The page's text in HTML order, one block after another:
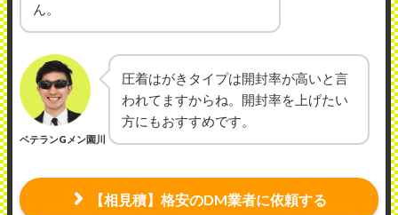
ん。
ベテランGメン園川
圧着はがきタイプは開封率が高いと言
われてますからね。開封率を上げたい
方にもおすすめです。
【相見積】格安のDM業者に依頼する